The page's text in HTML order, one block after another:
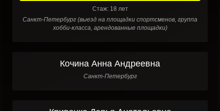
Стаж: 18 лет
Санкт-Петербург (выезд на площадки спортсменов, группа
хобби-класса, арендованные площадки)
Кочина Анна Андреевна
Санкт-Петербург